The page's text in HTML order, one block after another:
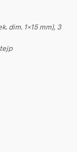
dim. 1×15 mm), 3